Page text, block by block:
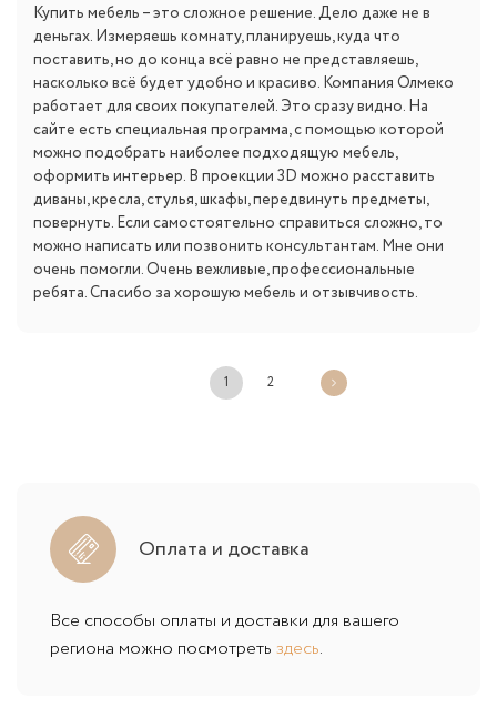
Купить мебель – это сложное решение. Дело даже не в
деньгах. Измеряешь комнату, планируешь, куда что
поставить, но до конца всё равно не представляешь,
насколько всё будет удобно и красиво. Компания Олмеко
работает для своих покупателей. Это сразу видно. На
сайте есть специальная программа, с помощью которой
можно подобрать наиболее подходящую мебель,
оформить интерьер. В проекции 3D можно расставить
диваны, кресла, стулья, шкафы, передвинуть предметы,
повернуть. Если самостоятельно справиться сложно, то
можно написать или позвонить консультантам. Мне они
очень помогли. Очень вежливые, профессиональные
ребята. Спасибо за хорошую мебель и отзывчивость.
1 2
Оплата и доставка
Все способы оплаты и доставки для вашего
региона можно посмотреть здесь.